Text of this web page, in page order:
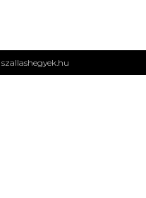
szallashegyek.hu